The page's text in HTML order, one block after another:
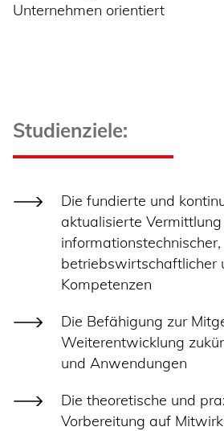
Unternehmen orientiert
Studienziele:
Die fundierte und
aktualisierte
informationstechnischer,
betriebswirtschaftlicher
Kompetenzen
Die Befähigung zur
Weiterentwicklung
und Anwendungen
Die theoretische und
Vorbereitung auf